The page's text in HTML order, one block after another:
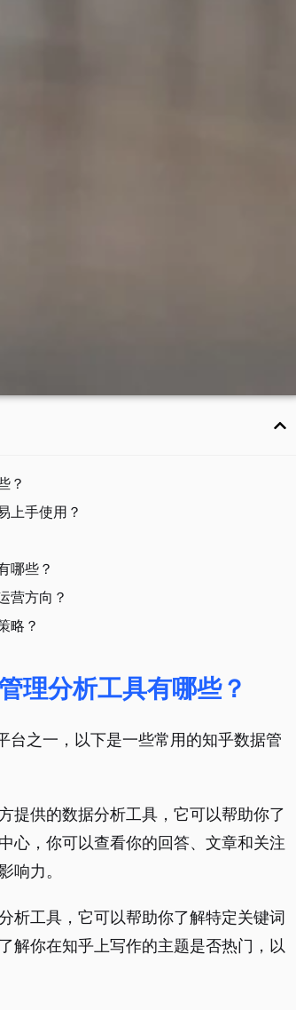
？
上手使用？
哪些？
营方向？
略？
理分析工具有哪些？
台之一，以下是一些常用的知乎数据管
提供的数据分析工具，它可以帮助你了
心，你可以查看你的回答、文章和关注
响力。
析工具，它可以帮助你了解特定关键词
解你在知乎上写作的主题是否热门，以